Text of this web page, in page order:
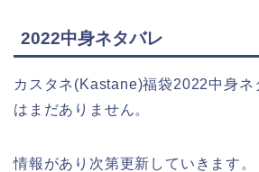
2022中身ネタバレ
カスタネ(Kastane)福袋2022中身ネ
はまだありません。
情報があり次第更新していきます。